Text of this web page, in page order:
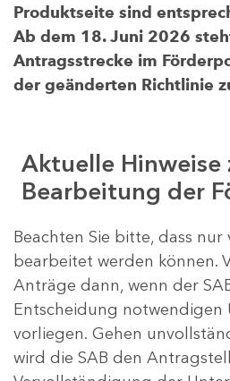
Produktseite sind
Ab dem 18. Juni 2026
Antragsstrecke im
der geänderten Richtlinie
Aktuelle Hinweise
Bearbeitung der
Beachten Sie bitte, dass
bearbeitet werden können.
Anträge dann, wenn der
Entscheidung notwendigen
vorliegen. Gehen
wird die SAB den